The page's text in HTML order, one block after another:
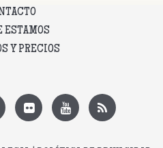
ESTAMOS
Y PRECIOS